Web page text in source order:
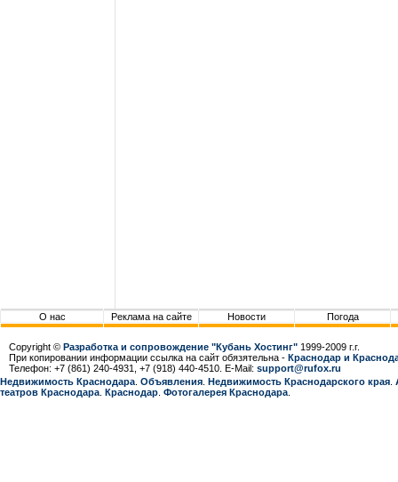
О нас Реклама на сайте Новости Погода
Copyright © Разработка и сопровождение "Кубань Хостинг" 1999-2009 г.г.
При копировании информации ссылка на сайт обязятельна - Краснодар и
Телефон: +7 (861) 240-4931, +7 (918) 440-4510. E-Mail: support@rufox.ru
Недвижимость Краснодара Объявления Недвижимость Краснодарcкого края
театров Краснодара Краснодар Фотогалерея Краснодара